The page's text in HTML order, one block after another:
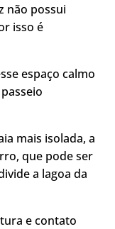
não possui
isso é
espaço calmo
mais isolada, a
que pode ser
a lagoa da
e contato